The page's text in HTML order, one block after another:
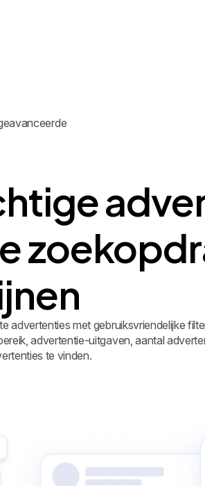
advertenties met gebruiksvriendelijke
advertentie-uitgaven, aantal
te vinden.